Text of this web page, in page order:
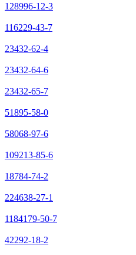
128996-12-3
116229-43-7
23432-62-4
23432-64-6
23432-65-7
51895-58-0
58068-97-6
109213-85-6
18784-74-2
224638-27-1
1184179-50-7
42292-18-2